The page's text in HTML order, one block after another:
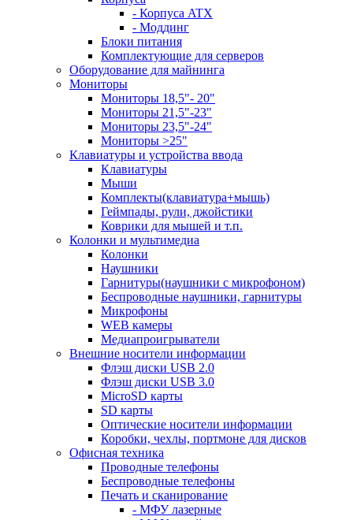
- Корпуса ATX
- Моддинг
Блоки питания
Комплектующие для серверов
Оборудование для майнинга
Мониторы
Мониторы 18,5"- 20"
Мониторы 21,5"-23"
Мониторы 23,5"-24"
Мониторы >25"
Клавиатуры и устройства ввода
Клавиатуры
Мыши
Комплекты(клавиатура+мышь)
Геймпады, рули, джойстики
Коврики для мышей и т.п.
Колонки и мультимедиа
Колонки
Наушники
Гарнитуры(наушники с микрофоном)
Беспроводные наушники, гарнитуры
Микрофоны
WEB камеры
Медиапроигрыватели
Внешние носители информации
Флэш диски USB 2.0
Флэш диски USB 3.0
MicroSD карты
SD карты
Оптические носители информации
Коробки, чехлы, портмоне для дисков
Офисная техника
Проводные телефоны
Беспроводные телефоны
Печать и сканирование
- МФУ лазерные